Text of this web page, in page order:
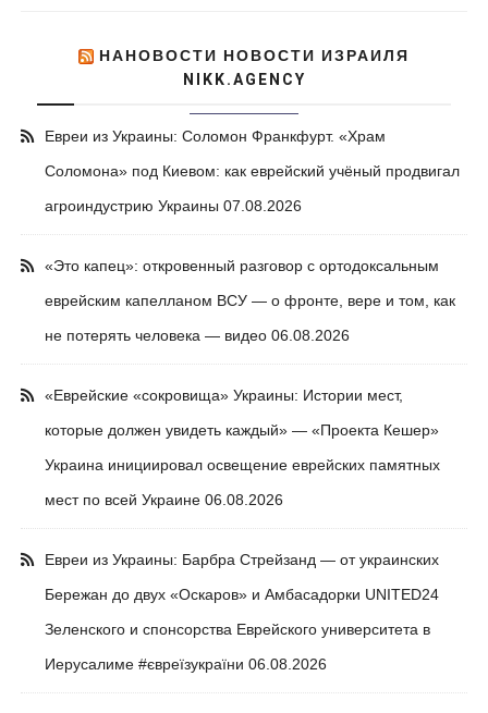
НАНОВОСТИ НОВОСТИ ИЗРАИЛЯ
NIKK.AGENCY
Евреи из Украины: Соломон Франкфурт. «Храм
Соломона» под Киевом: как еврейский учёный продвигал
агроиндустрию Украины 07.08.2026
«Это капец»: откровенный разговор с ортодоксальным
еврейским капелланом ВСУ — о фронте, вере и том, как
не потерять человека — видео 06.08.2026
«Еврейские «сокровища» Украины: Истории мест,
которые должен увидеть каждый» — «Проекта Кешер»
Украина инициировал освещение еврейских памятных
мест по всей Украине 06.08.2026
Евреи из Украины: Барбра Стрейзанд — от украинских
Бережан до двух «Оскаров» и Амбасадорки UNITED24
Зеленского и спонсорства Еврейского университета в
Иерусалиме #євреїзукраїни 06.08.2026